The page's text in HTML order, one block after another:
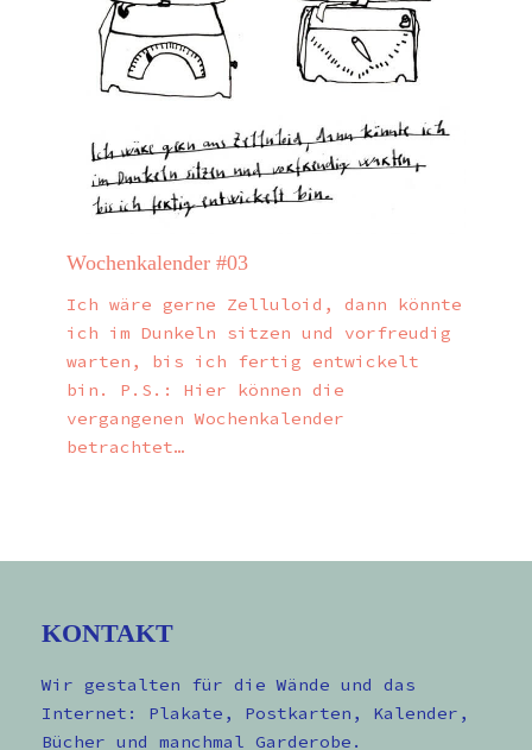
Wochenkalender #03
Ich wäre gerne Zelluloid, dann könnte
ich im Dunkeln sitzen und vorfreudig
warten, bis ich fertig entwickelt
bin. P.S.: Hier können die
vergangenen Wochenkalender
betrachtet…
KONTAKT
Wir gestalten für die Wände und das
Internet: Plakate, Postkarten, Kalender,
Bücher und manchmal Garderobe.